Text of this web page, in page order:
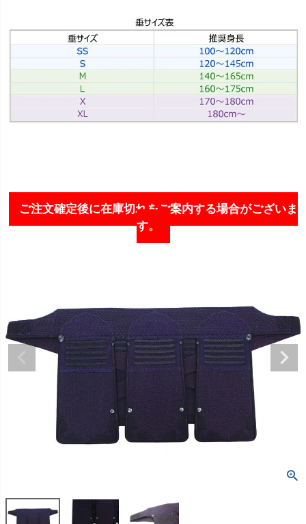
ご注文確定後に在庫切れをご案内する場合がございま
す。